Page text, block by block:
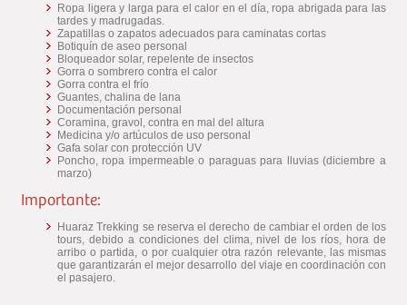
Ropa ligera y larga para el calor en el día, ropa abrigada para las
tardes y madrugadas.
Zapatillas o zapatos adecuados para caminatas cortas
Botiquín de aseo personal
Bloqueador solar, repelente de insectos
Gorra o sombrero contra el calor
Gorra contra el frío
Guantes, chalina de lana
Documentación personal
Coramina, gravol, contra en mal del altura
Medicina y/o artúculos de uso personal
Gafa solar con protección UV
Poncho, ropa impermeable o paraguas para lluvias (diciembre a
marzo)
Importante:
Huaraz Trekking se reserva el derecho de cambiar el orden de los
tours, debido a condiciones del clima, nivel de los ríos, hora de
arribo o partida, o por cualquier otra razón relevante, las mismas
que garantizarán el mejor desarrollo del viaje en coordinación con
el pasajero.